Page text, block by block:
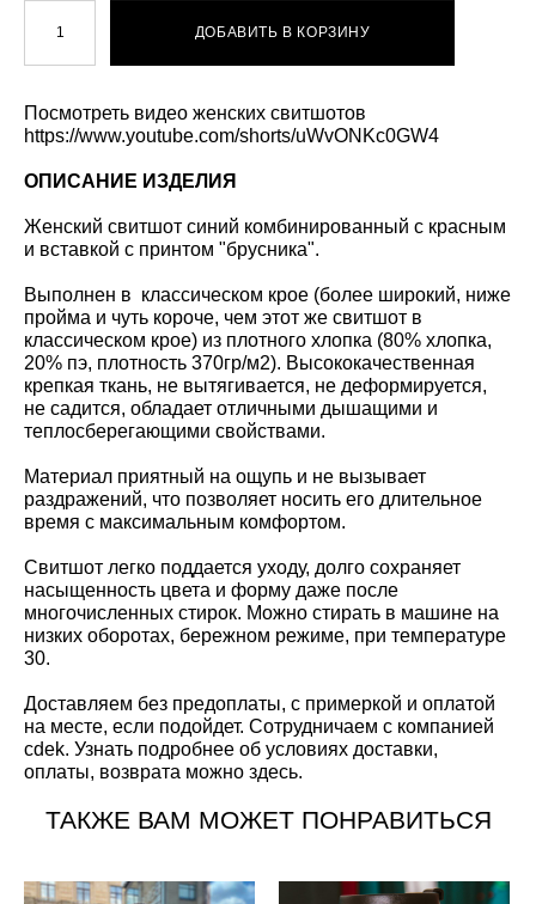
ДОБАВИТЬ В КОРЗИНУ
Посмотреть видео женских свитшотов
https://www.youtube.com/shorts/uWvONKc0GW4
ОПИСАНИЕ ИЗДЕЛИЯ
Женский свитшот синий комбинированный с красным
и вставкой с принтом "брусника".
Выполнен в классическом крое (более широкий, ниже
пройма и чуть короче, чем этот же свитшот в
классическом крое) из плотного хлопка (80% хлопка,
20% пэ, плотность 370гр/м2). Высококачественная
крепкая ткань, не вытягивается, не деформируется,
не садится, обладает отличными дышащими и
теплосберегающими свойствами.
Материал приятный на ощупь и не вызывает
раздражений, что позволяет носить его длительное
время с максимальным комфортом.
Свитшот легко поддается уходу, долго сохраняет
насыщенность цвета и форму даже после
многочисленных стирок. Можно стирать в машине на
низких оборотах, бережном режиме, при температуре
30.
Доставляем без предоплаты, с примеркой и оплатой
на месте, если подойдет. Сотрудничаем с компанией
cdek. Узнать подробнее об условиях доставки,
оплаты, возврата можно здесь.
ТАКЖЕ ВАМ МОЖЕТ ПОНРАВИТЬСЯ